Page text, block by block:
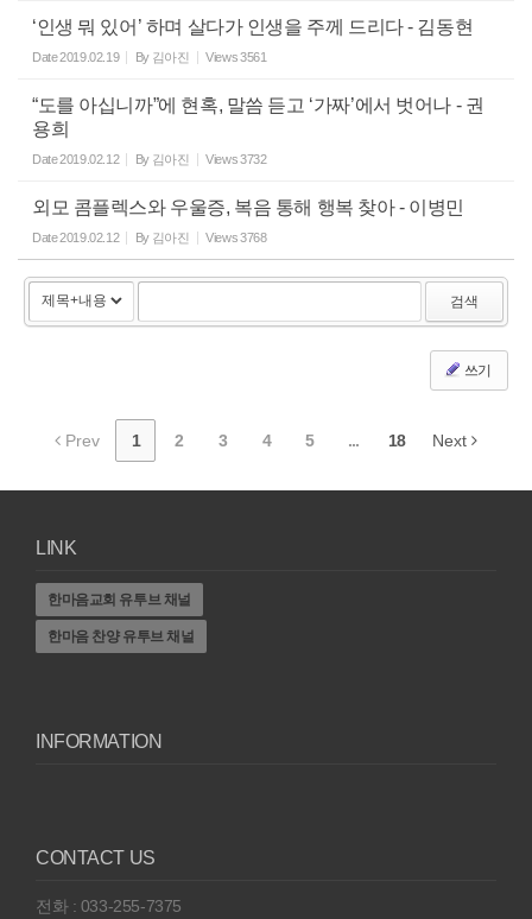
‘인생 뭐 있어’ 하며 살다가 인생을 주께 드리다 - 김동현
Date2019.02.19 By 김아진 Views3561
“도를 아십니까”에 현혹, 말씀 듣고 ‘가짜’에서 벗어나 - 권
용희
Date2019.02.12 By 김아진 Views3732
외모 콤플렉스와 우울증, 복음 통해 행복 찾아 - 이병민
Date2019.02.12 By 김아진 Views3768
검색
쓰기
Prev 1 2 3 4 5 ... 18 Next
LINK
한마음교회 유투브 채널
한마음 찬양 유투브 채널
INFORMATION
CONTACT US
전화 : 033-255-7375